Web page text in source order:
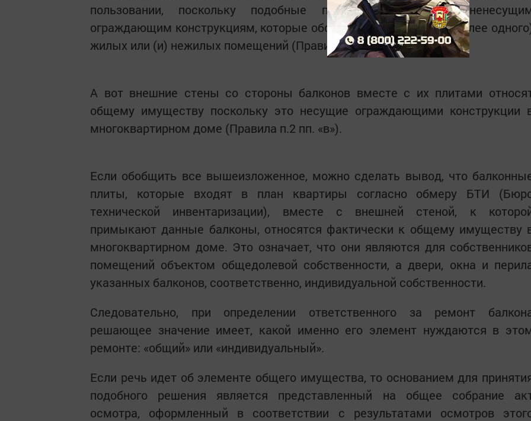
пользовании, поскольку подобные перила относятся к
ограждающим конструкциям, которые обслуживают несколько (более
жилых или (и) нежилых помещений (Правила п.2 пп. «г»);
А вот внешние стены со стороны балконов вместе с их плитами
общему имуществу поскольку это несущие ограждающими конструкции
многоквартирном доме (Правила п.2 пп. «в»).
Если обобщить все вышеизложенное, можно сделать вывод, что
плиты, которые входят в план квартиры согласно обмеру БТИ
технической инвентаризации), вместе с внешней стеной, к
примыкают данные балконы, относятся фактически к общему имуществу
многоквартирном доме. Это означает, что они являются для
помещений объектом общедолевой собственности, а двери, окна и
указанных балконов, соответственно, индивидуальной собственности.
Следовательно, при определении ответственного за ремонт
решающее значение имеет, какой именно его элемент нуждаются в
ремонте: «общий» или «индивидуальный».
Если речь идет об элементе общего имущества, то основанием для
подобного решения является представленный на общее собрание
осмотра, оформленный в соответствии с результатами осмотров